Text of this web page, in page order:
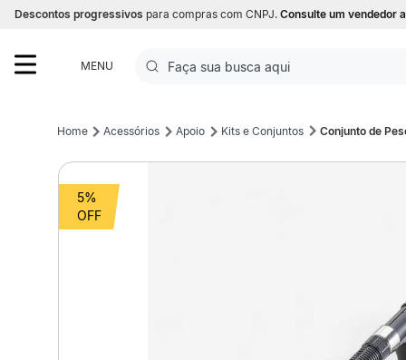
Descontos progressivos para compras com CNPJ. Consulte um vendedor
MENU
Faça sua busca aqui
1ºFutebol
Acessórios Apoio Kits e Conjuntos Conjunto de
5%